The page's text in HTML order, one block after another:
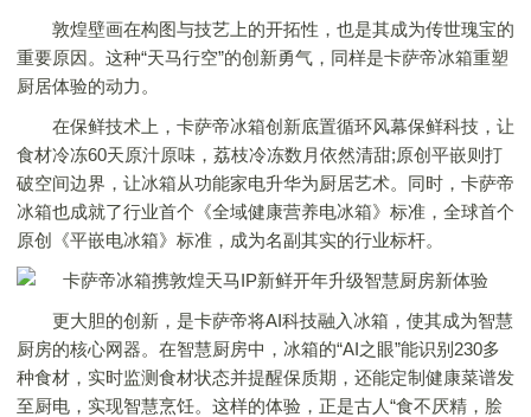
敦煌壁画在构图与技艺上的开拓性，也是其成为传世瑰宝的
重要原因。这种“天马行空”的创新勇气，同样是卡萨帝冰箱重塑
厨居体验的动力。
在保鲜技术上，卡萨帝冰箱创新底置循环风幕保鲜科技，让
食材冷冻60天原汁原味，荔枝冷冻数月依然清甜;原创平嵌则打
破空间边界，让冰箱从功能家电升华为厨居艺术。同时，卡萨帝
冰箱也成就了行业首个《全域健康营养电冰箱》标准，全球首个
原创《平嵌电冰箱》标准，成为名副其实的行业标杆。
更大胆的创新，是卡萨帝将AI科技融入冰箱，使其成为智慧
厨房的核心网器。在智慧厨房中，冰箱的“AI之眼”能识别230多
种食材，实时监测食材状态并提醒保质期，还能定制健康菜谱发
至厨电，实现智慧烹饪。这样的体验，正是古人“食不厌精，脍